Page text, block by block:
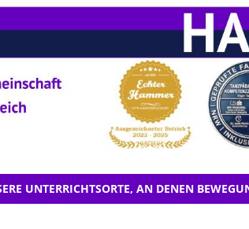
UNTERRICHTSORTE, AN DENEN